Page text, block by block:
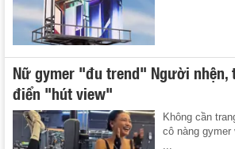
Nữ gymer "đu trend" Người nhện,
điển "hút view"
Không cần
cô nàng